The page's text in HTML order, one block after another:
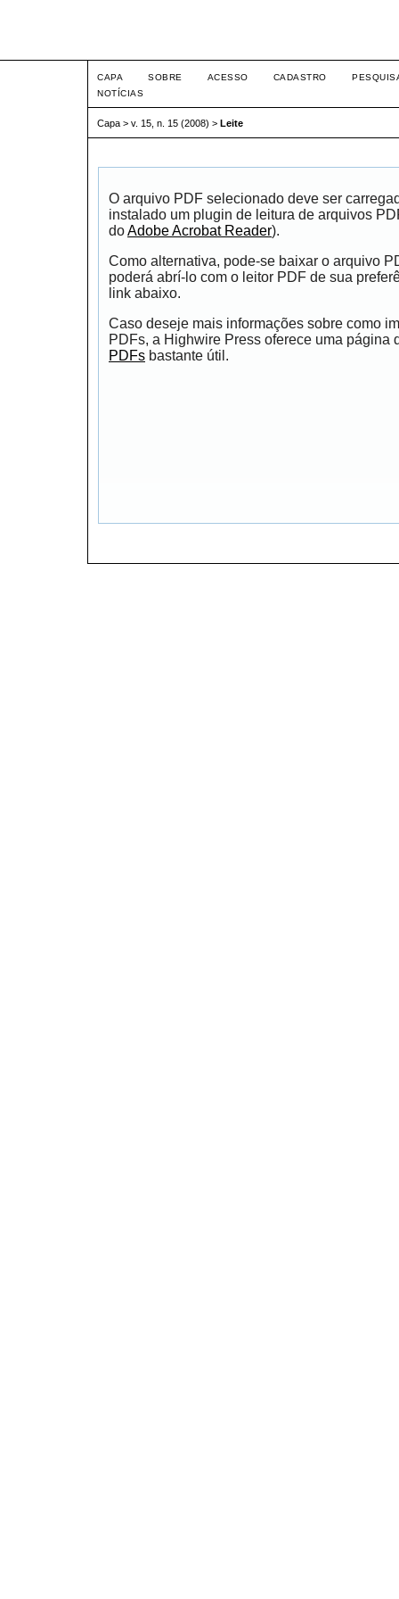
CAPA SOBRE ACESSO CADASTRO
NOTÍCIAS
Capa > v. 15, n. 15 (2008) > Leite
O arquivo PDF selecionado deve ser
instalado um plugin de leitura de arquivos
doAdobe Acrobat Reader).
Como alternativa, pode-se baixar o arquivo
poderá abrí-lo com o leitor PDF de sua
link abaixo.
Caso deseje mais informações sobre como
PDFs, a Highwire Press oferece uma página
PDFs bastante útil.